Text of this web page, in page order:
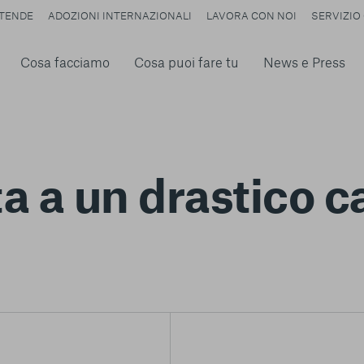
Cosa facciamo Cosa puoi fare tu News e Press
ADOZIONI INTERNAZIONALI LAVORA CON NOI SERVIZIO
a un drastico